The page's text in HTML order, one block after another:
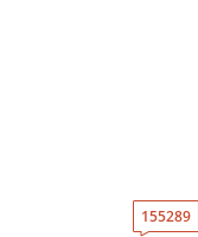
155289